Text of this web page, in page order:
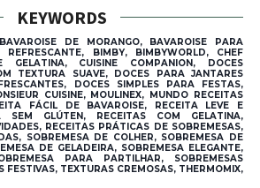
KEYWORDS
DE MORANGO, BAVAROISE PARA
REFRESCANTE, BIMBY, BIMBYWORLD, CHEF
GELATINA, CUISINE COMPANION, DOCES
TEXTURA SUAVE, DOCES PARA JANTARES
DOCES SIMPLES PARA FESTAS,
CUISINE, MOULINEX, MUNDO RECEITAS
FÁCIL DE BAVAROISE, RECEITA LEVE E
SEM GLÚTEN, RECEITAS COM GELATINA,
RECEITAS PRÁTICAS DE SOBREMESAS,
SOBREMESA DE COLHER, SOBREMESA DE
DE GELADEIRA, SOBREMESA ELEGANTE,
PARA PARTILHAR, SOBREMESAS
FESTIVAS, TEXTURAS CREMOSAS, THERMOMIX,